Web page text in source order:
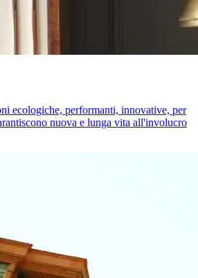
ecologiche, performanti, innovative, per
nuova e lunga vita all'involucro